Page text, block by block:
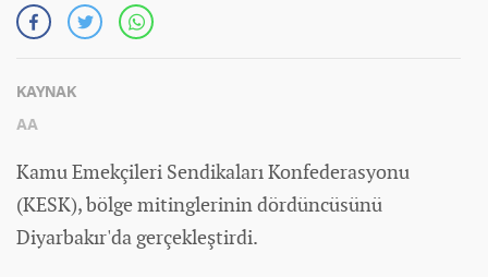
KAYNAK
AA
Kamu Emekçileri Sendikaları Konfederasyonu
(KESK), bölge mitinglerinin dördüncüsünü
Diyarbakır'da gerçekleştirdi.